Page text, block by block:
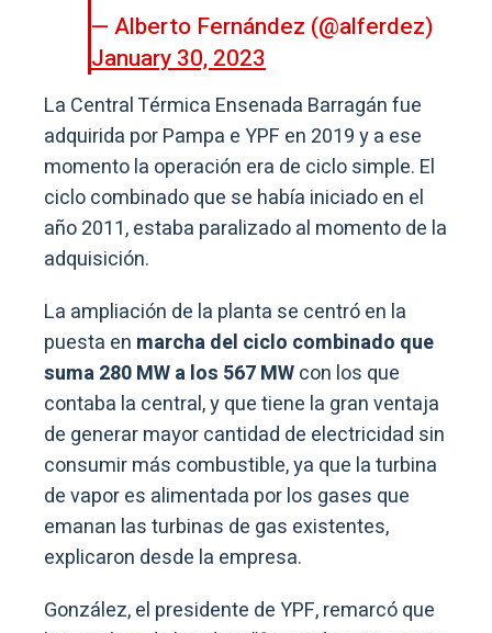
— Alberto Fernández (@alferdez)
January 30, 2023
La Central Térmica Ensenada Barragán fue
adquirida por Pampa e YPF en 2019 y a ese
momento la operación era de ciclo simple. El
ciclo combinado que se había iniciado en el
año 2011, estaba paralizado al momento de la
adquisición.
La ampliación de la planta se centró en la
puesta en marcha del ciclo combinado que
suma 280 MW a los 567 MWcon los que
contaba la central, y que tiene la gran ventaja
de generar mayor cantidad de electricidad sin
consumir más combustible, ya que la turbina
de vapor es alimentada por los gases que
emanan las turbinas de gas existentes,
explicaron desde la empresa.
González, el presidente de YPF, remarcó que